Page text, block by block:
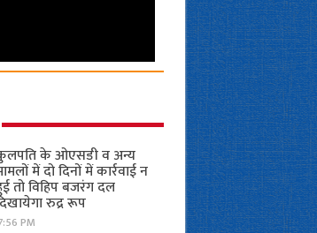
के ओएसडी व अन्य
में दो दिनों में कार्रवाई न
तो विहिप बजरंग दल
रुद्र रूप
PM